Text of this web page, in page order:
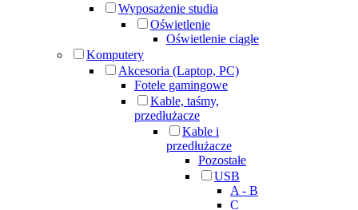
Wyposażenie studia
Oświetlenie
Oświetlenie ciągłe
Komputery
Akcesoria (Laptop, PC)
Fotele gamingowe
Kable, taśmy,
przedłużacze
Kable i
przedłużacze
Pozostałe
USB
A - B
C